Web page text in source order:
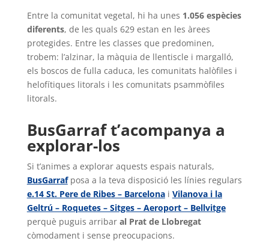
Entre la comunitat vegetal, hi ha unes 1.056 espècies
diferents, de les quals 629 estan en les àrees
protegides. Entre les classes que predominen,
trobem: l’alzinar, la màquia de llentiscle i margalló,
els boscos de fulla caduca, les comunitats halòfiles i
helofítiques litorals i les comunitats psammòfiles
litorals.
BusGarraf t’acompanya a
explorar-los
Si t’animes a explorar aquests espais naturals,
BusGarrafposa a la teva disposició les línies regulars
e.14 St. Pere de Ribes – Barcelonai Vilanova i la
Geltrú – Roquetes – Sitges – Aeroport – Bellvitge
perquè puguis arribar al Prat de Llobregat
còmodament i sense preocupacions.